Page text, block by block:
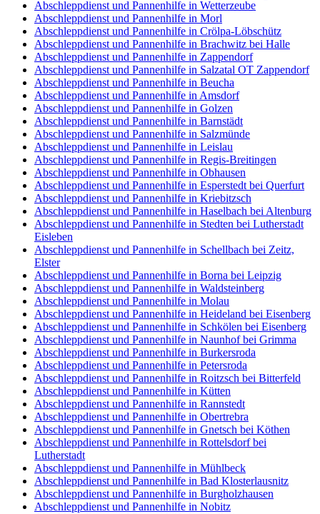
Abschleppdienst und Pannenhilfe in Wetterzeube
Abschleppdienst und Pannenhilfe in Morl
Abschleppdienst und Pannenhilfe in Crölpa-Löbschütz
Abschleppdienst und Pannenhilfe in Brachwitz bei Halle
Abschleppdienst und Pannenhilfe in Zappendorf
Abschleppdienst und Pannenhilfe in Salzatal OT Zappendorf
Abschleppdienst und Pannenhilfe in Beucha
Abschleppdienst und Pannenhilfe in Amsdorf
Abschleppdienst und Pannenhilfe in Golzen
Abschleppdienst und Pannenhilfe in Barnstädt
Abschleppdienst und Pannenhilfe in Salzmünde
Abschleppdienst und Pannenhilfe in Leislau
Abschleppdienst und Pannenhilfe in Regis-Breitingen
Abschleppdienst und Pannenhilfe in Obhausen
Abschleppdienst und Pannenhilfe in Esperstedt bei Querfurt
Abschleppdienst und Pannenhilfe in Kriebitzsch
Abschleppdienst und Pannenhilfe in Haselbach bei Altenburg
Abschleppdienst und Pannenhilfe in Stedten bei Lutherstadt
Eisleben
Abschleppdienst und Pannenhilfe in Schellbach bei Zeitz,
Elster
Abschleppdienst und Pannenhilfe in Borna bei Leipzig
Abschleppdienst und Pannenhilfe in Waldsteinberg
Abschleppdienst und Pannenhilfe in Molau
Abschleppdienst und Pannenhilfe in Heideland bei Eisenberg
Abschleppdienst und Pannenhilfe in Schkölen bei Eisenberg
Abschleppdienst und Pannenhilfe in Naunhof bei Grimma
Abschleppdienst und Pannenhilfe in Burkersroda
Abschleppdienst und Pannenhilfe in Petersroda
Abschleppdienst und Pannenhilfe in Roitzsch bei Bitterfeld
Abschleppdienst und Pannenhilfe in Kütten
Abschleppdienst und Pannenhilfe in Rannstedt
Abschleppdienst und Pannenhilfe in Obertrebra
Abschleppdienst und Pannenhilfe in Gnetsch bei Köthen
Abschleppdienst und Pannenhilfe in Rottelsdorf bei
Lutherstadt
Abschleppdienst und Pannenhilfe in Mühlbeck
Abschleppdienst und Pannenhilfe in Bad Klosterlausnitz
Abschleppdienst und Pannenhilfe in Burgholzhausen
Abschleppdienst und Pannenhilfe in Nobitz